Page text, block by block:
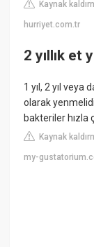
Kaynak
hurriyet.com.tr
2 yıllık et
1 yıl, 2 yıl
olarak
bakteriler hızla
Kaynak
my-